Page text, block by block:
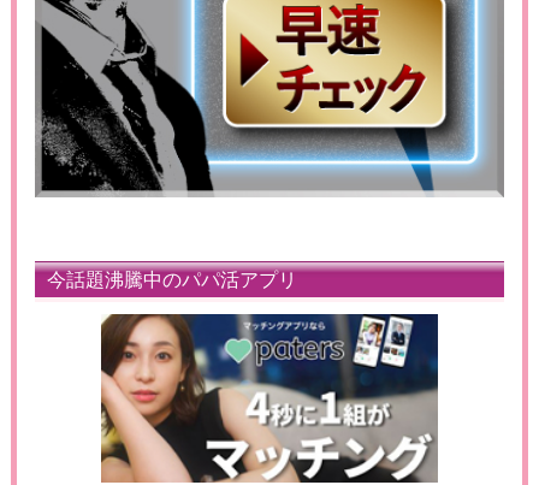
今話題沸騰中のパパ活アプリ